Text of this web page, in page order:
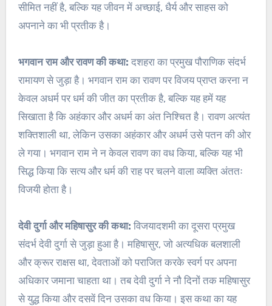
सीमित नहीं है, बल्कि यह जीवन में अच्छाई, धैर्य और साहस को
अपनाने का भी प्रतीक है।
भगवान राम और रावण की कथा: दशहरा का प्रमुख पौराणिक संदर्भ
रामायण से जुड़ा है। भगवान राम का रावण पर विजय प्राप्त करना न
केवल अधर्म पर धर्म की जीत का प्रतीक है, बल्कि यह हमें यह
सिखाता है कि अहंकार और अधर्म का अंत निश्चित है। रावण अत्यंत
शक्तिशाली था, लेकिन उसका अहंकार और अधर्म उसे पतन की ओर
ले गया। भगवान राम ने न केवल रावण का वध किया, बल्कि यह भी
सिद्ध किया कि सत्य और धर्म की राह पर चलने वाला व्यक्ति अंततः
विजयी होता है।
देवी दुर्गा और महिषासुर की कथा: विजयादशमी का दूसरा प्रमुख
संदर्भ देवी दुर्गा से जुड़ा हुआ है। महिषासुर, जो अत्यधिक बलशाली
और क्रूर राक्षस था, देवताओं को पराजित करके स्वर्ग पर अपना
अधिकार जमाना चाहता था। तब देवी दुर्गा ने नौ दिनों तक महिषासुर
से युद्ध किया और दसवें दिन उसका वध किया। इस कथा का यह